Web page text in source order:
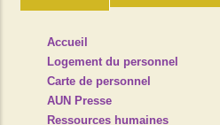
HEADER
NAVIGATION
Accueil
Logement du personnel
Carte de personnel
AUN Presse
Ressources humaines